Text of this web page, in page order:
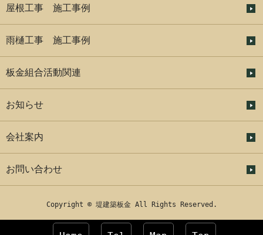
屋根工事 施工事例
雨樋工事 施工事例
板金組合活動関連
お知らせ
会社案内
お問い合わせ
Copyright © 堤建築板金 All Rights Reserved.